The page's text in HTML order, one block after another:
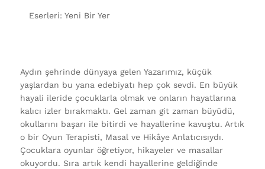
Eserleri: Yeni Bir Yer
Aydın şehrinde dünyaya gelen Yazarımız, küçük
yaşlardan bu yana edebiyatı hep çok sevdi. En büyük
hayali ileride çocuklarla olmak ve onların hayatlarına
kalıcı izler bırakmaktı. Gel zaman git zaman büyüdü,
okullarını başarı ile bitirdi ve hayallerine kavuştu. Artık
o bir Oyun Terapisti, Masal ve Hikâye Anlatıcısıydı.
Çocuklara oyunlar öğretiyor, hikayeler ve masallar
okuyordu. Sıra artık kendi hayallerine geldiğinde